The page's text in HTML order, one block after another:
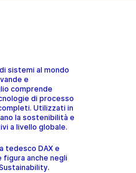
sistemi al mondo
e
comprende
di processo
Utilizzati in
la sostenibilità e
a livello globale.
tedesco DAX e
figura anche negli